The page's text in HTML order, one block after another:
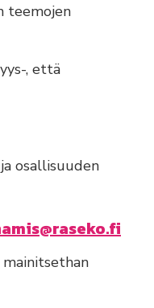
teemojen
, että
osallisuuden